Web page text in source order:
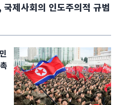
제사회의 인도주의적 규범